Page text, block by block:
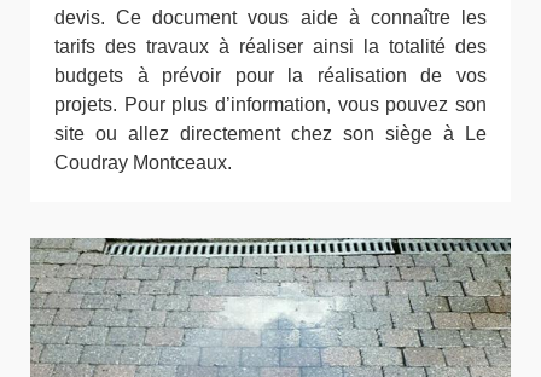
devis. Ce document vous aide à connaître les
tarifs des travaux à réaliser ainsi la totalité des
budgets à prévoir pour la réalisation de vos
projets. Pour plus d’information, vous pouvez son
site ou allez directement chez son siège à Le
Coudray Montceaux.